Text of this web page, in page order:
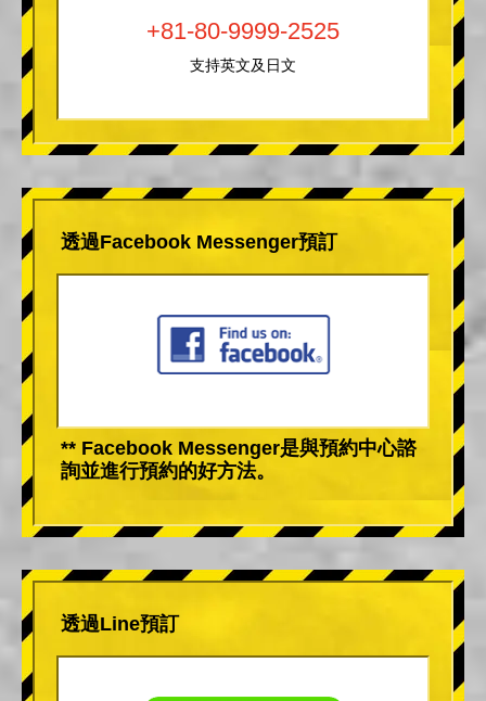
+81-80-9999-2525
支持英文及日文
透過Facebook Messenger預訂
** Facebook Messenger是與預約中心諮
詢並進行預約的好方法。
透過Line預訂